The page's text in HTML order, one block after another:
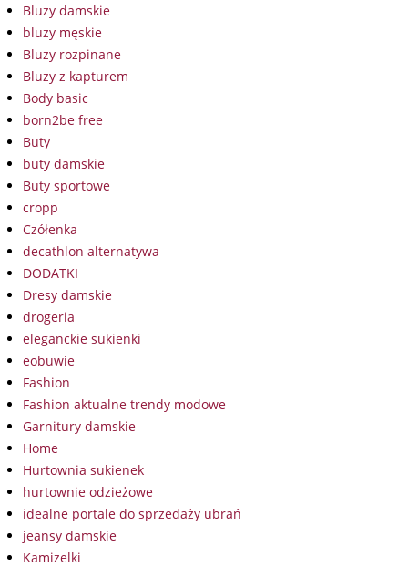
Bluzy damskie
bluzy męskie
Bluzy rozpinane
Bluzy z kapturem
Body basic
born2be free
Buty
buty damskie
Buty sportowe
cropp
Czółenka
decathlon alternatywa
DODATKI
Dresy damskie
drogeria
eleganckie sukienki
eobuwie
Fashion
Fashion aktualne trendy modowe
Garnitury damskie
Home
Hurtownia sukienek
hurtownie odzieżowe
idealne portale do sprzedaży ubrań
jeansy damskie
Kamizelki